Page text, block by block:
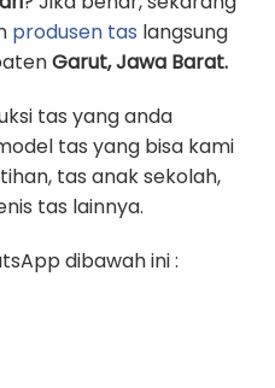
produsen tas langsung
Garut, Jawa Barat.
tas yang anda
tas yang bisa kami
tas anak sekolah,
tas lainnya.
dibawah ini :